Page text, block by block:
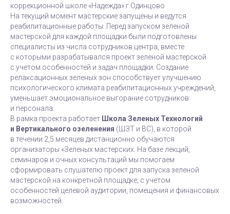
коррекционной школе «Надежда» г.Одинцово
На текущий момент мастерские запущены и ведутся
реабилитационные работы. Перед запуском зеленой
мастерской для каждой площадки были подготовлены
специалисты из числа сотрудников центра, вместе
с которыми разрабатывался проект зеленой мастерской
с учетом особенностей и задач площадки. Создание
релаксационных зеленых зон способствует улучшению
психологического климата реабилитационных учреждений,
уменьшает эмоциональное выгорание сотрудников
и персонала.
В рамка проекта работает Школа Зеленых Технологий
и Вертикального озеленения (ШЗТ и ВС), в которой
в течении 2,5 месяцев дистанционно обучаются
организаторы «Зеленых мастерских. На базе лекций,
семинаров и очных консультаций мы помогаем
сформировать слушателю проект для запуска зеленой
мастерской на конкретной площадке, с учетом
особенностей целевой аудитории, помещения и финансовых
возможностей.